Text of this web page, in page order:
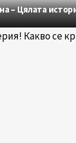
– Цялата